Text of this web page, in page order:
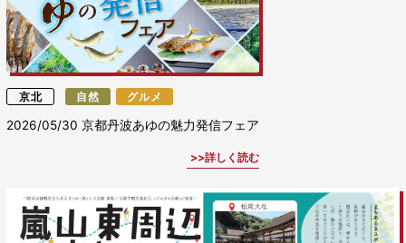
京北 自然 グルメ
2026/05/30京都丹波あゆの魅力発信フェア
詳しく読む